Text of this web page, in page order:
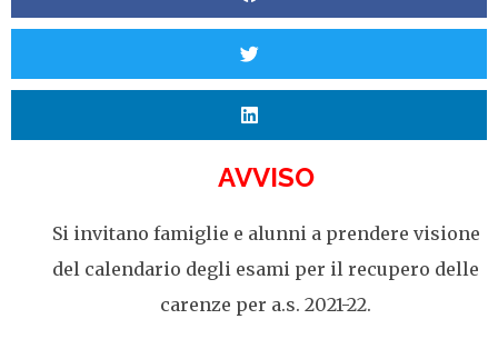
AVVISO
Si invitano famiglie e alunni a prendere visione
del calendario degli esami per il recupero delle
carenze per a.s. 2021-22.